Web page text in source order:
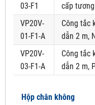
03-F1
cấp
VP20V-
01-F1-A
Công tắc
dẫn 2 m,
VP20V-
03-F1-A
Công tắc
dẫn 2 m,
Hộp chân không